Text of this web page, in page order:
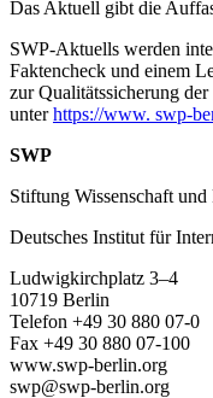
Das Aktuell gibt die
SWP-Aktuells werden
Faktencheck und einem
zur Qualitätssicherung der
unterhttps://www. swp-
SWP
Stiftung Wissenschaft
Deutsches Institut für
Ludwigkirchplatz 3–4
10719 Berlin
Telefon +49 30 880 07-0
Fax +49 30 880 07-100
www.swp-berlin.org
swp@swp-berlin.org